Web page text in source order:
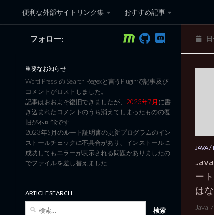
コンテンツへスキップ
便利な外部サイトリンク集 おすすめ記事
黒翼猫のコンピュー
JAVA /
ー
は
Java
フォロー:
重要なお知らせ
Word Press の Search Regexと言うPluginで記事及び
コメントがロストしました。
記事はおおよそ復旧できましたが、 2023年7月に書
き込まれたコメントのうち消えてしまったものの復
旧が不可能です
2023年5月のルート証明書の更新プログラムのイン
ストールチェックに不具合があり、インストールに
成功してもエラーが表示される問題がありましたの
でファイルを差し替えました
ARTICLE SEARCH